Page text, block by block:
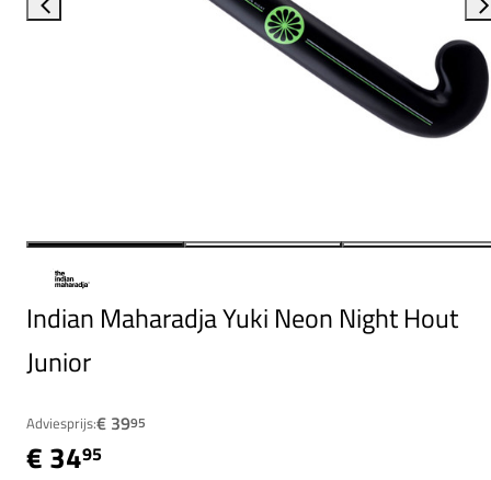
Indian Maharadja Yuki Neon Night Hout
Junior
Adviesprijs:€ 3995
€ 3495